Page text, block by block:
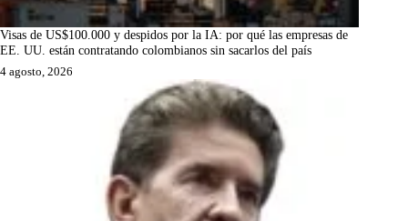
Visas de US$100.000 y despidos por la IA: por qué las empresas de
EE. UU. están contratando colombianos sin sacarlos del país
4 agosto, 2026